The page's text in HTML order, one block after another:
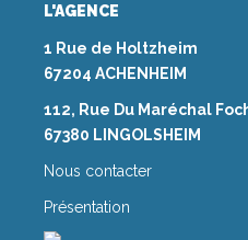
L'AGENCE
1 Rue de Holtzheim
67204 ACHENHEIM
112, Rue Du Maréchal
67380 LINGOLSHEIM
Nous contacter
Présentation